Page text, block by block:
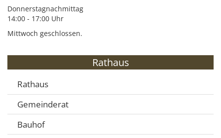
Donnerstagnachmittag
14:00 - 17:00 Uhr
Mittwoch geschlossen.
Rathaus
Rathaus
Gemeinderat
Bauhof